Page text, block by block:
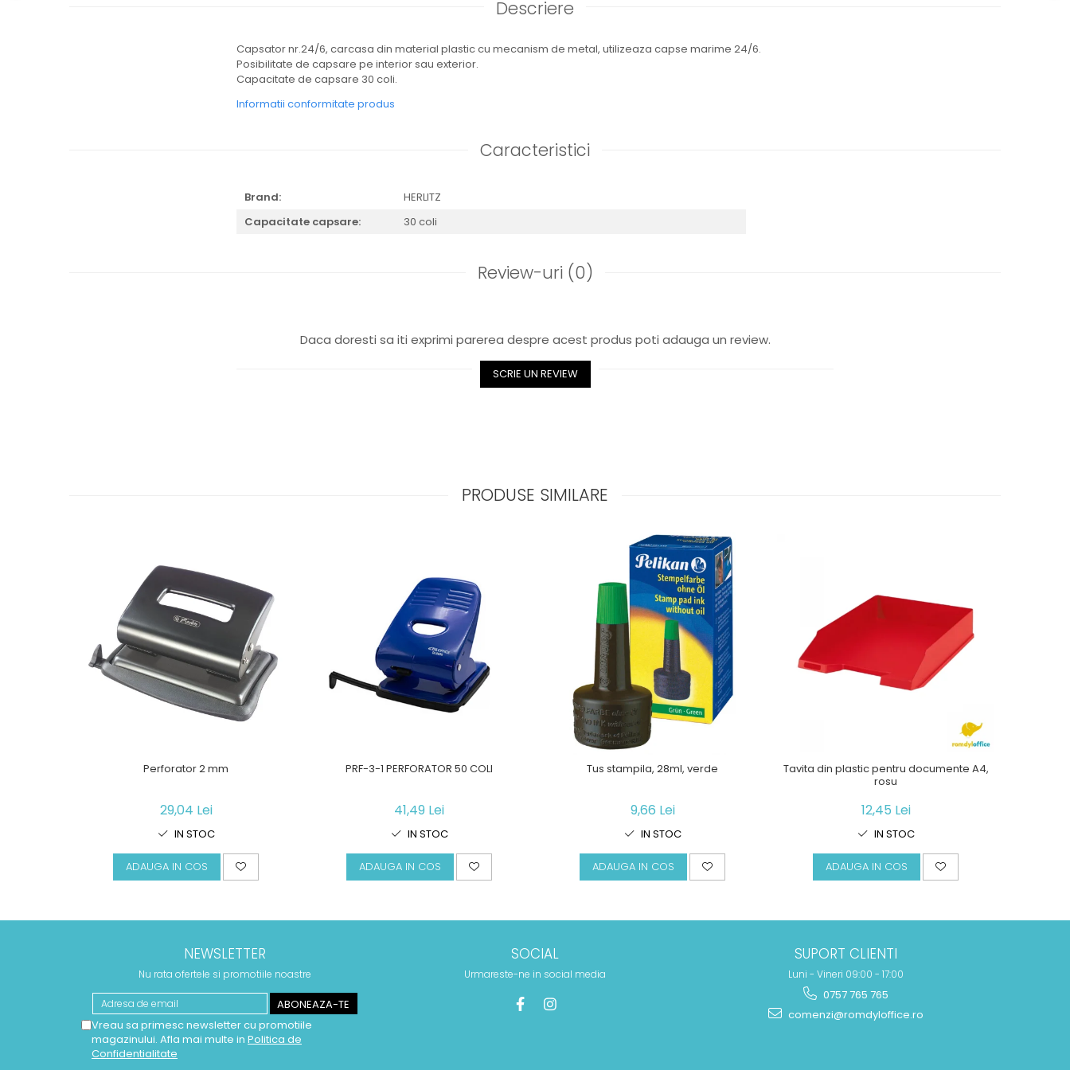
Descriere
Capsator nr.24/6, carcasa din material plastic cu mecanism de metal, utilizeaza capse marime 24/6.
Posibilitate de capsare pe interior sau exterior.
Capacitate de capsare 30 coli.
Informatii conformitate produs
Caracteristici
Brand:
HERLITZ
Capacitate capsare:
30 coli
Review-uri (0)
Daca doresti sa iti exprimi parerea despre acest produs poti adauga un review.
SCRIE UN REVIEW
PRODUSE SIMILARE
Perforator 2 mm
29,04 Lei
IN STOC
ADAUGA IN COS
PRF-3-1 PERFORATOR 50 COLI
41,49 Lei
IN STOC
ADAUGA IN COS
Tus stampila, 28ml, verde
9,66 Lei
IN STOC
ADAUGA IN COS
Tavita din plastic pentru documente A4,
rosu
12,45 Lei
IN STOC
ADAUGA IN COS
NEWSLETTER
Nu rata ofertele si promotiile noastre
Vreau sa primesc newsletter cu promotiile
magazinului. Afla mai multe in Politica de
Confidentialitate
SOCIAL
Urmareste-ne in social media
SUPORT CLIENTI
Luni - Vineri 09:00 - 17:00
0757 765 765
comenzi@romdyloffice.ro